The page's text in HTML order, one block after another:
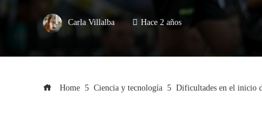
Carla Villalba Hace 2 años
Home Ciencia y tecnología Dificultades en el inicio